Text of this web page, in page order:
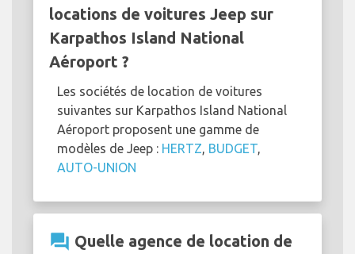
locations de voitures Jeep sur
Karpathos Island National
Aéroport ?
Les sociétés de location de voitures
suivantes sur Karpathos Island National
Aéroport proposent une gamme de
modèles de Jeep : HERTZ BUDGET
AUTO-UNION
question_answer Quelle agence de location de